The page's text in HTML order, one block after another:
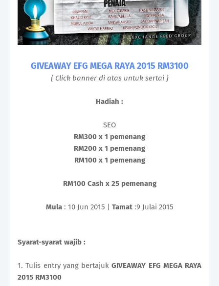
GIVEAWAY EFG MEGA RAYA 2015 RM3100
{ Click banner di atas untuk sertai }
Hadiah :
SEO
RM300 x 1 pemenang
RM200 x 1 pemenang
RM100 x 1 pemenang
RM100 Cash x 25 pemenang
Mula: 10 Jun 2015 | Tamat :9 Julai 2015
Syarat-syarat wajib :
1. Tulis entry yang bertajukGIVEAWAY EFG MEGA RAYA
2015 RM3100